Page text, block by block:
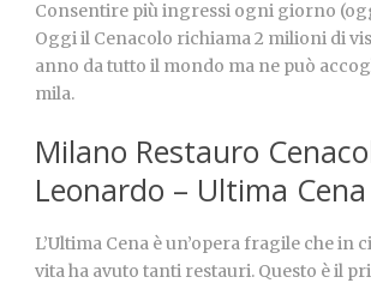
Consentire più ingressi ogni giorno
Oggi il Cenacolo richiama 2 milioni di
anno da tutto il mondo ma ne può
mila.
Milano Restauro
Leonardo – Ultima Cena
L’Ultima Cena è un’opera fragile che in
vita ha avuto tanti restauri. Questo è il